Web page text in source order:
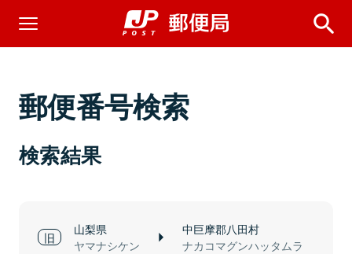
郵便番号検索
検索結果
山梨県
ヤマナシケン
中巨摩郡八田村
ナカコマグンハッタムラ